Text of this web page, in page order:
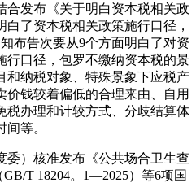
发布《关于明白资本税相关政
了资本税相关政策施行口径，
布告次要从9个方面明白了对资
行口径，包罗不缴纳资本税的景
和纳税对象、特殊景象下应税产
钱较着偏低的合理来由、自用
税办理和计较方式、分歧结算体
等。
）核准发布《公共场合卫生查
T 18204。1—2025）等6项国